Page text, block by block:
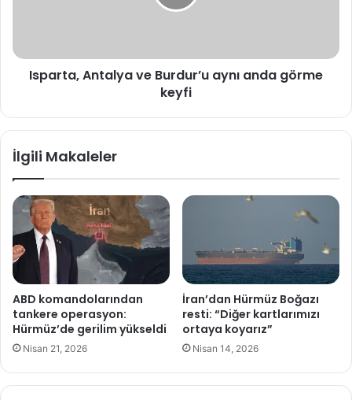
Isparta, Antalya ve Burdur’u aynı anda görme
keyfi
İlgili Makaleler
ABD komandolarından
tankere operasyon:
Hürmüz’de gerilim yükseldi
Nisan 21, 2026
İran’dan Hürmüz Boğazı
resti: “Diğer kartlarımızı
ortaya koyarız”
Nisan 14, 2026